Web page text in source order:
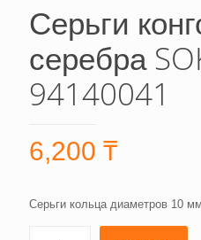
Серьги
серебра
94140041
6,200 ₸
Серьги кольца диаметров 10